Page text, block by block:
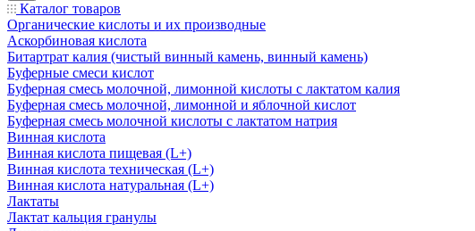
Каталог товаров
Органические кислоты и их производные
Аскорбиновая кислота
Битартрат калия (чистый винный камень, винный камень)
Буферные смеси кислот
Буферная смесь молочной, лимонной кислоты с лактатом калия
Буферная смесь молочной, лимонной и яблочной кислот
Буферная смесь молочной кислоты с лактатом натрия
Винная кислота
Винная кислота пищевая (L+)
Винная кислота техническая (L+)
Винная кислота натуральная (L+)
Лактаты
Лактат кальция гранулы